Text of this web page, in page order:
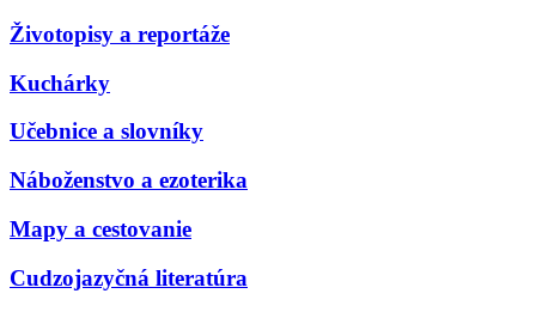
Životopisy a reportáže
Kuchárky
Učebnice a slovníky
Náboženstvo a ezoterika
Mapy a cestovanie
Cudzojazyčná literatúra